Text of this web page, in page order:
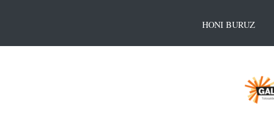
HONI BURUZ